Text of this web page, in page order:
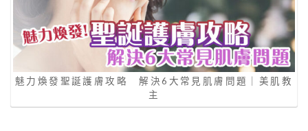
魅力煥發聖誕護膚攻略 解決6大常見肌膚問題｜美肌教
主